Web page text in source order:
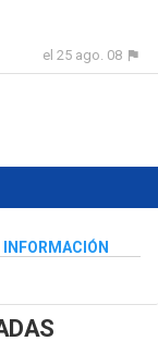
el 25 ago. 08